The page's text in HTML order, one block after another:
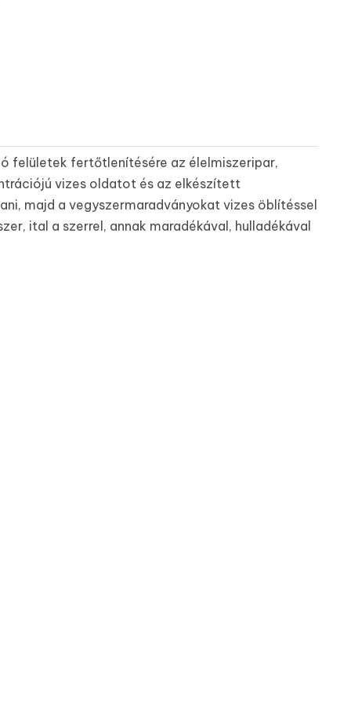
felületek fertőtlenítésére az élelmiszeripar,
vizes oldatot és az elkészített
majd a vegyszermaradványokat vizes öblítéssel
ital a szerrel, annak maradékával, hulladékával